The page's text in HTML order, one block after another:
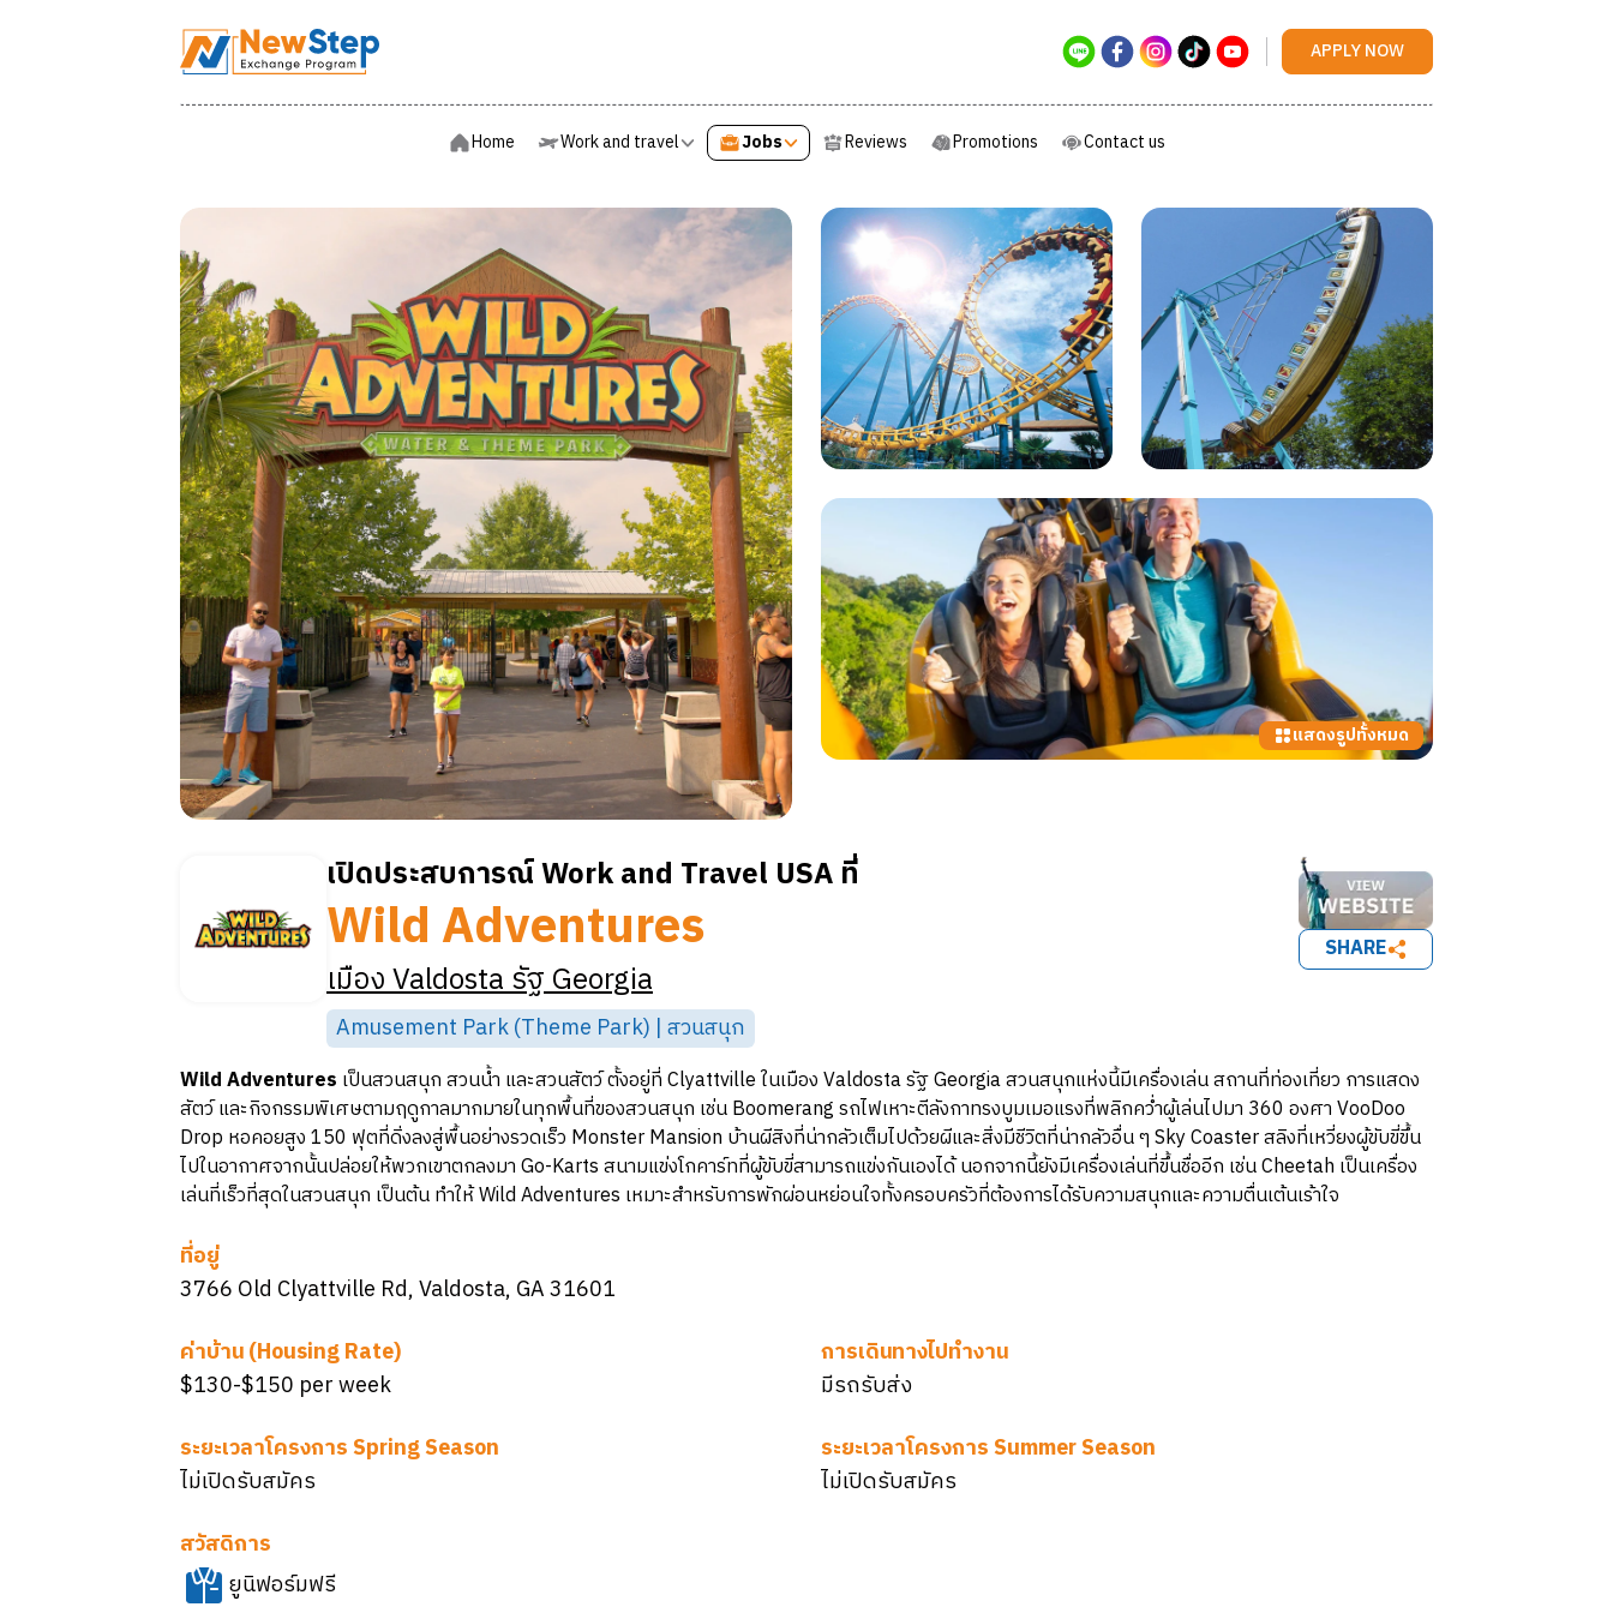
Contact us APPLY NOW
Home Work and travel Jobs Reviews Promotions Contact us
แสดงรูปทั้งหมด
เปิดประสบการณ์ Work and Travel USA ที่
Wild Adventures
เมืองValdostaรัฐGeorgia
Amusement Park (Theme Park) | สวนสนุก
SHARE
Wild Adventures เป็นสวนสนุก สวนน้ำ และสวนสัตว์ ตั้งอยู่ที่ Clyattville ในเมือง Valdosta รัฐ Georgia สวนสนุกแห่งนี้มีเครื่องเล่น สถานที่ท่องเที่ยว การแสดง
สัตว์ และกิจกรรมพิเศษตามฤดูกาลมากมายในทุกพื้นที่ของสวนสนุก เช่น Boomerang รถไฟเหาะตีลังกาทรงบูมเมอแรงที่พลิกคว่ำผู้เล่นไปมา 360 องศา VooDoo
Drop หอคอยสูง 150 ฟุตที่ดิ่งลงสู่พื้นอย่างรวดเร็ว Monster Mansion บ้านผีสิงที่น่ากลัวเต็มไปด้วยผีและสิ่งมีชีวิตที่น่ากลัวอื่น ๆ Sky Coaster สลิงที่เหวี่ยงผู้ขับขี่ขึ้น
ไปในอากาศจากนั้นปล่อยให้พวกเขาตกลงมา Go-Karts สนามแข่งโกคาร์ทที่ผู้ขับขี่สามารถแข่งกันเองได้ นอกจากนี้ยังมีเครื่องเล่นที่ขึ้นชื่ออีก เช่น Cheetah เป็นเครื่อง
เล่นที่เร็วที่สุดในสวนสนุก เป็นต้น ทำให้ Wild Adventures เหมาะสำหรับการพักผ่อนหย่อนใจทั้งครอบครัวที่ต้องการได้รับความสนุกและความตื่นเต้นเร้าใจ
ที่อยู่
3766 Old Clyattville Rd, Valdosta, GA 31601
ค่าบ้าน (Housing Rate)
$130-$150 per week
การเดินทางไปทำงาน
มีรถรับส่ง
ระยะเวลาโครงการ Spring Season
ไม่เปิดรับสมัคร
ระยะเวลาโครงการ Summer Season
ไม่เปิดรับสมัคร
สวัสดิการ
ยูนิฟอร์มฟรี